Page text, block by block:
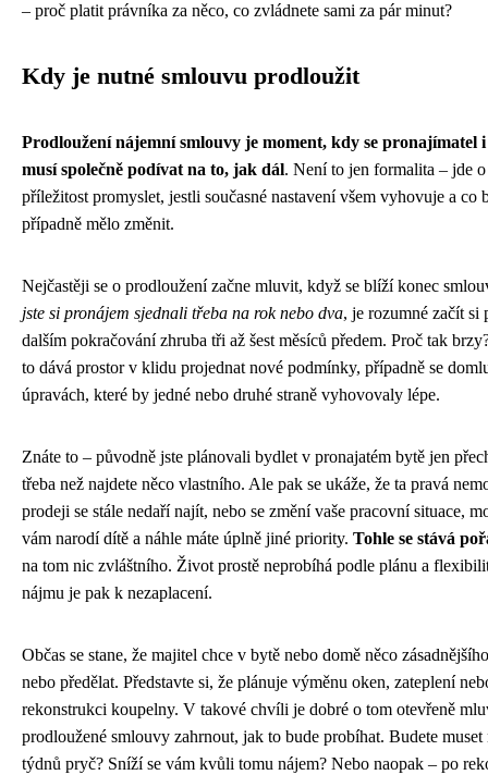
– proč platit právníka za něco, co zvládnete sami za pár minut?
Kdy je nutné smlouvu prodloužit
Prodloužení nájemní smlouvy je moment, kdy se pronajímatel i
musí společně podívat na to, jak dál. Není to jen formalita – jde o
příležitost promyslet, jestli současné nastavení všem vyhovuje a co
případně mělo změnit.
Nejčastěji se o prodloužení začne mluvit, když se blíží konec
jste si pronájem sjednali třeba na rok nebo dva, je rozumné začít si
dalším pokračování zhruba tři až šest měsíců předem. Proč tak
to dává prostor v klidu projednat nové podmínky, případně se
úpravách, které by jedné nebo druhé straně vyhovovaly lépe.
Znáte to – původně jste plánovali bydlet v pronajatém bytě jen
třeba než najdete něco vlastního. Ale pak se ukáže, že ta pravá
prodeji se stále nedaří najít, nebo se změní vaše pracovní situace,
vám narodí dítě a náhle máte úplně jiné priority. Tohle se stává
na tom nic zvláštního. Život prostě neprobíhá podle plánu a
nájmu je pak k nezaplacení.
Občas se stane, že majitel chce v bytě nebo domě něco
nebo předělat. Představte si, že plánuje výměnu oken, zateplení
rekonstrukci koupelny. V takové chvíli je dobré o tom otevřeně
prodloužené smlouvy zahrnout, jak to bude probíhat. Budete muset
týdnů pryč? Sníží se vám kvůli tomu nájem? Nebo naopak – po